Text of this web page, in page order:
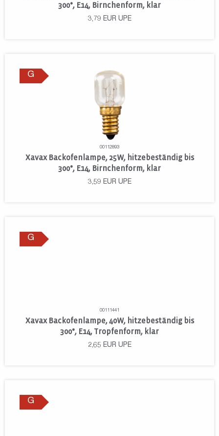
300°, E14, Birnchenform, klar
3,79 EUR UPE
G
00112893
Xavax Backofenlampe, 25W, hitzebeständig bis
300°, E14, Birnchenform, klar
3,59 EUR UPE
G
00111441
Xavax Backofenlampe, 40W, hitzebeständig bis
300°, E14, Tropfenform, klar
2,65 EUR UPE
G